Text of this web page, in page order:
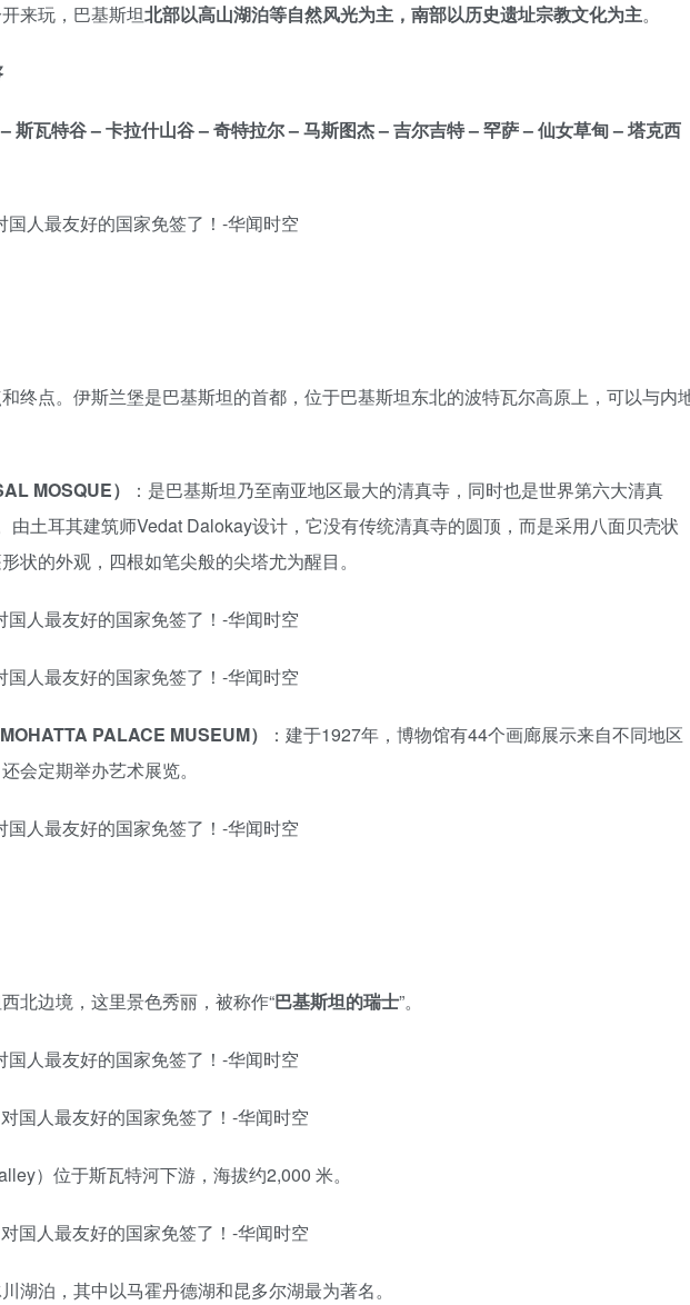
来玩，巴基斯坦北部以高山湖泊等自然风光为主，南部以历史遗址宗教文化为主。
斯瓦特谷 – 卡拉什山谷 – 奇特拉尔 – 马斯图杰 – 吉尔吉特 – 罕萨 – 仙女草甸 – 塔克西
终点。伊斯兰堡是巴基斯坦的首都，位于巴基斯坦东北的波特瓦尔高原上，可以与内
MOSQUE）
：是巴基斯坦乃至南亚地区最大的清真寺，同时也是世界第六大清真
由土耳其建筑师Vedat Dalokay设计，它没有传统清真寺的圆顶，而是采用八面贝壳状
状的外观，四根如笔尖般的尖塔尤为醒目。
PALACE MUSEUM）
：建于1927年，博物馆有44个画廊展示来自不同地区
会定期举办艺术展览。
北边境，这里景色秀丽，被称作“巴基斯坦的瑞士”。
）位于斯瓦特河下游，海拔约2,000 米。
湖泊，其中以马霍丹德湖和昆多尔湖最为著名。